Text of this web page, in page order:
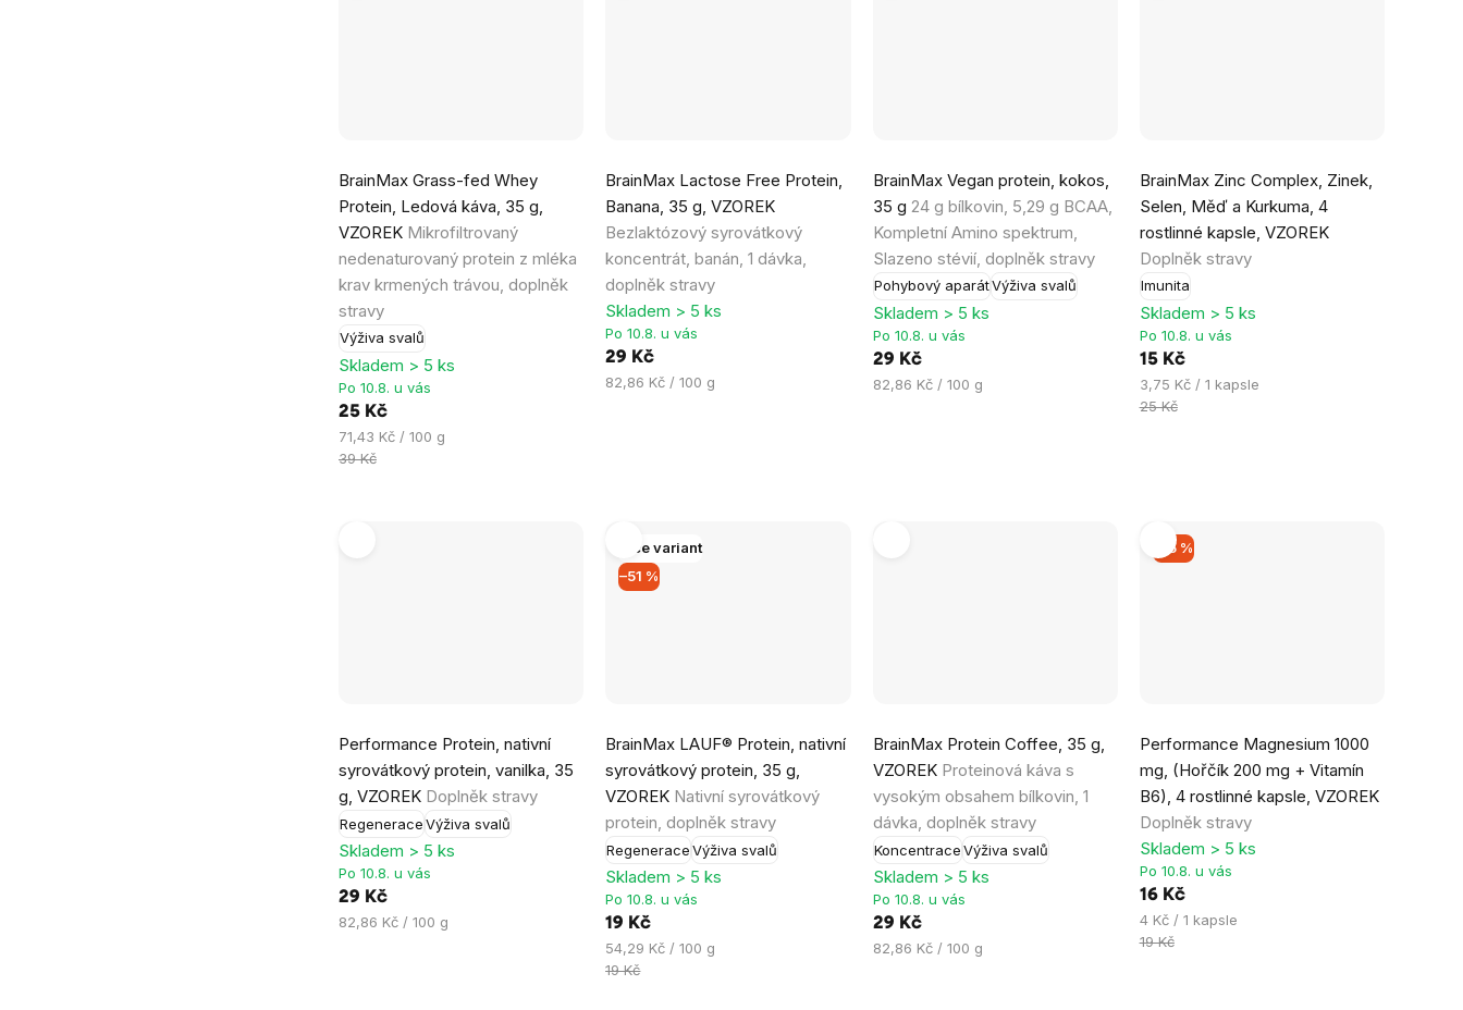
BrainMax Grass-fed Whey
Protein, Ledová káva, 35 g,
VZOREK Mikrofiltrovaný
nedenaturovaný protein z mléka
krav krmených trávou, doplněk
stravy
Výživa svalů
hodnocení
produktu
je
5,0
z
5
hvězdiček.
Skladem > 5 ks
Po 10.8. u vás
25 Kč
Měrná
cena:
71,43 Kč / 100 g
39 Kč
BrainMax Lactose Free Protein,
Banana, 35 g, VZOREK
Bezlaktózový syrovátkový
koncentrát, banán, 1 dávka,
doplněk stravy
Skladem > 5 ks
Po 10.8. u vás
29 Kč
Měrná
82,86 Kč / 100 g
BrainMax Vegan protein, kokos,
35 g 24 g bílkovin, 5,29 g BCAA,
Kompletní Amino spektrum,
Slazeno stévií, doplněk stravy
Pohybový aparátVýživa svalů
hodnocení
produktu
je
5,0
z
5
hvězdiček.
Skladem > 5 ks
Po 10.8. u vás
29 Kč
Měrná
82,86 Kč / 100 g
BrainMax Zinc Complex, Zinek,
Selen, Měď a Kurkuma, 4
rostlinné kapsle, VZOREK
Doplněk stravy
Imunita
hodnocení
produktu
je
5,0
z
5
hvězdiček.
Skladem > 5 ks
Po 10.8. u vás
15 Kč
Měrná
cena:
3,75 Kč / 1 kapsle
25 Kč
Performance Protein, nativní
syrovátkový protein, vanilka, 35
g, VZOREK Doplněk stravy
RegeneraceVýživa svalů
hodnocení
produktu
je
5,0
z
5
hvězdiček.
Skladem > 5 ks
Po 10.8. u vás
29 Kč
Měrná
82,86 Kč / 100 g
–51 %
Více variant
BrainMax LAUF® Protein, nativní
syrovátkový protein, 35 g,
VZOREK Nativní syrovátkový
protein, doplněk stravy
Regenerace Výživa svalů
hodnocení
produktu
je
5,0
z
5
hvězdiček.
Skladem > 5 ks
Po 10.8. u vás
19 Kč
Měrná
cena:
54,29 Kč / 100 g
19 Kč
BrainMax Protein Coffee, 35 g,
VZOREK Proteinová káva s
vysokým obsahem bílkovin, 1
dávka, doplněk stravy
KoncentraceVýživa svalů
Skladem > 5 ks
Po 10.8. u vás
29 Kč
Měrná
82,86 Kč / 100 g
–15 %
Performance Magnesium 1000
mg, (Hořčík 200 mg + Vitamín
B6), 4 rostlinné kapsle, VZOREK
Doplněk stravy
hodnocení
produktu
je
5,0
z
5
hvězdiček.
Skladem > 5 ks
Po 10.8. u vás
16 Kč
Měrná
cena:
4 Kč / 1 kapsle
19 Kč